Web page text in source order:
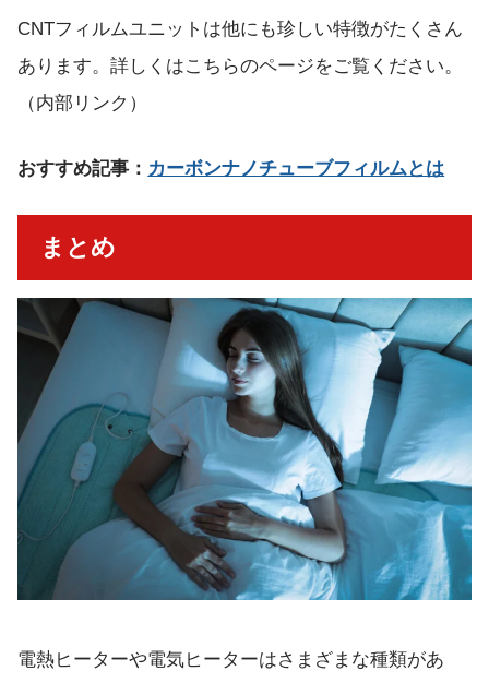
CNTフィルムユニットは他にも珍しい特徴がたくさん
あります。詳しくはこちらのページをご覧ください。
（内部リンク）
おすすめ記事： カーボンナノチューブフィルムとは
まとめ
電熱ヒーターや電気ヒーターはさまざまな種類があ